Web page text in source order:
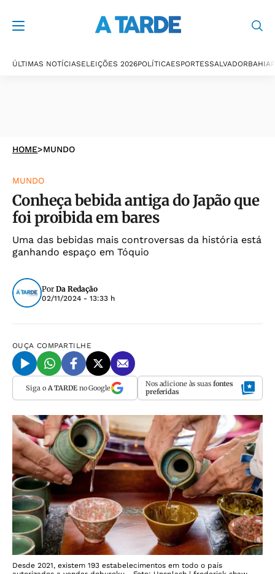
ÚLTIMAS NOTÍCIASELEIÇÕES 2026POLÍTICAESPORTESSALVADORBAHIA
HOME>MUNDO
MUNDO
Conheça bebida antiga do Japão que
foi proibida em bares
Uma das bebidas mais controversas da história está
ganhando espaço em Tóquio
Por Da Redação
02/11/2024 - 13:33 h
OUÇA COMPARTILHE
Siga o A TARDEno Google Nos adicione às suas fontes
preferidas
Desde 2021, existem 193 estabelecimentos em todo o país